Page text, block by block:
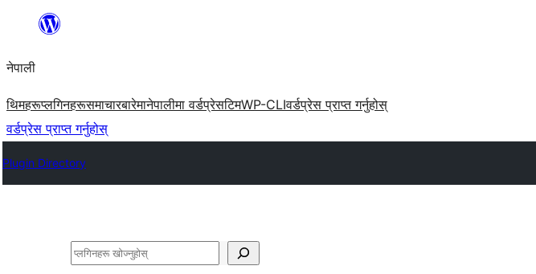
सामग्रीमा
नेपाली
थिमहरूप्लगिनहरूसमाचारबारेमानेपालीमा वर्डप्रेसटिमWP-CLIवर्डप्रेस प्राप्त गर्नुहोस्
वर्डप्रेस प्राप्त गर्नुहोस्
Plugin Directory
खोज्नुहोस्